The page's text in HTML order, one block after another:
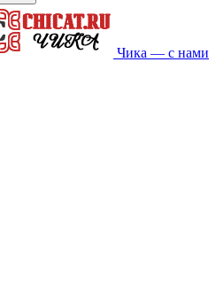
Чика — с нами